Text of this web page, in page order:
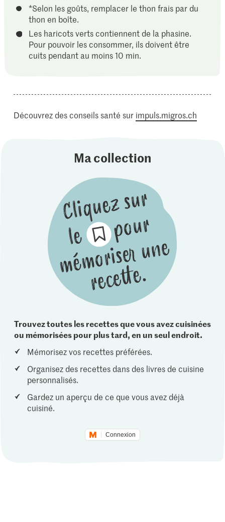
*Selon les goûts, remplacer le thon frais par du
thon en boîte.
Les haricots verts contiennent de la phasine.
Pour pouvoir les consommer, ils doivent être
cuits pendant au moins 10 min.
Découvrez des conseils santé sur impuls.migros.ch
Ma collection
Trouvez toutes les recettes que vous avez cuisinées
ou mémorisées pour plus tard, en un seul endroit.
Mémorisez vos recettes préférées.
Organisez des recettes dans des livres de cuisine
personnalisés.
Gardez un aperçu de ce que vous avez déjà
cuisiné.
Connexion